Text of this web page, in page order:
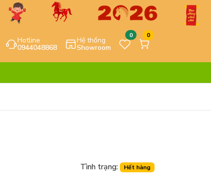
Hotline
0944048868
Hệ thống
Showroom
0 0
Tình trạng: Hết hàng